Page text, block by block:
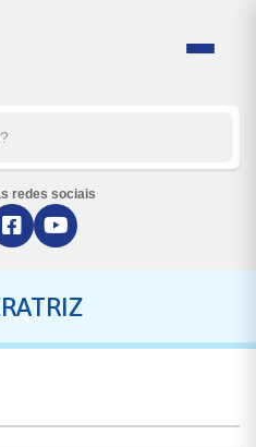
redes sociais